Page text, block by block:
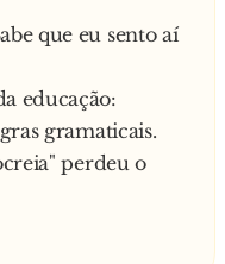
lá;
esteja lá;
sozinha;
absolutamente
a colocaram
que eu sento aí
educação:
gramaticais.
perdeu o